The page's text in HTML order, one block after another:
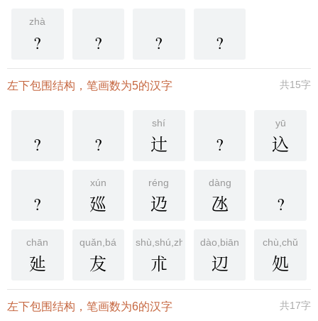
zhà
? ? ? ?
共15字
左下包围结构，笔画数为5的汉字
? ?
shí
辻 ?
yū
込
?
xún
廵
réng
辸
dàng
氹 ?
chān
㢟
quǎn,bá
犮
shù,shú,zhú
朮
dào,biān
辺
chù,chǔ
処
共17字
左下包围结构，笔画数为6的汉字